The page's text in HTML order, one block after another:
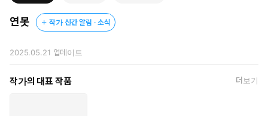
"내가 도와준다고. 그... 성욕."
진짜로 도와준다고? 내 성욕 해소를...?!
연못 작가 신간 알림 · 소식
2025.05.21 업데이트
작가의 대표 작품 더보기